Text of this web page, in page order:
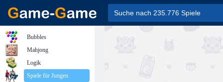
Bubbles
Mahjong
Logik
Spiele für Jungen